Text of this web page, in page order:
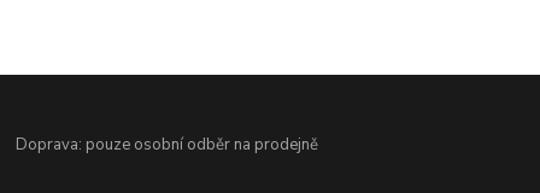
Doprava: pouze osobní odběr na prodejně